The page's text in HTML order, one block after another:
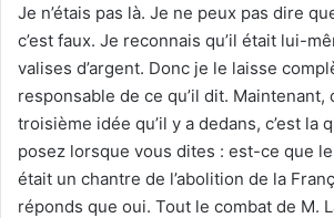
Je n’étais pas là. Je ne peux pas dire
c’est faux. Je reconnais qu’il était lui-
valises d’argent. Donc je le laisse
responsable de ce qu’il dit. Maintenant,
troisième idée qu’il y a dedans, c’est la
posez lorsque vous dites : est-ce que
était un chantre de l’abolition de la
réponds que oui. Tout le combat de M.